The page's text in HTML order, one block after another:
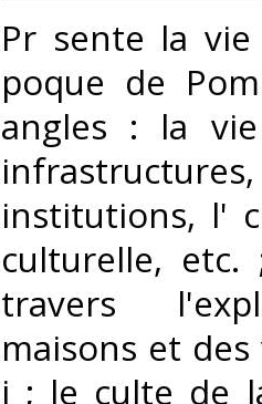
‎Pr sente la
poque de
angles : la
institutions, l'
culturelle,
travers
maisons et
i ; le culte de